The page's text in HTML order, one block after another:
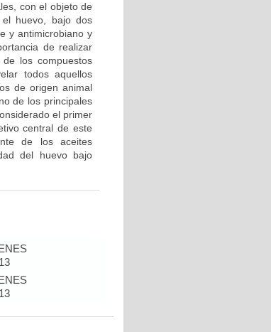
con el objeto de
huevo, bajo dos
y antimicrobiano y
de realizar
los compuestos
todos aquellos
de origen animal
de los principales
el primer
central de este
de los aceites
del huevo bajo